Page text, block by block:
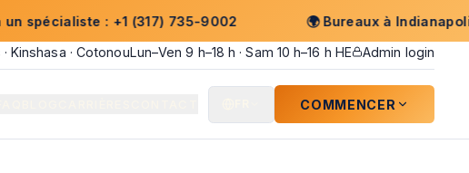
: +1 (317) 735-9002 🌍
Bureaux à Indianapolis ·
Kinshasa · CotonouLun–Ven 9 h–18 h · Sam 10 h–16 h HE Admin login
COMMENCER